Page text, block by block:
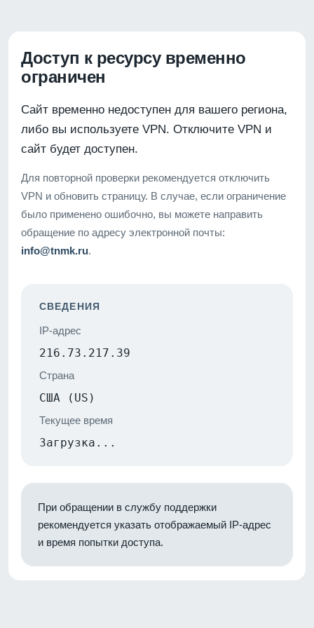
Доступ к ресурсу временно
ограничен
Сайт временно недоступен для вашего региона,
либо вы используете VPN. Отключите VPN и
сайт будет доступен.
Для повторной проверки рекомендуется отключить
VPN и обновить страницу. В случае, если ограничение
было применено ошибочно, вы можете направить
обращение по адресу электронной почты:
info@tnmk.ru.
СВЕДЕНИЯ
IP-адрес
216.73.217.39
Страна
США (US)
Текущее время
Загрузка...
При обращении в службу поддержки
рекомендуется указать отображаемый IP-адрес
и время попытки доступа.